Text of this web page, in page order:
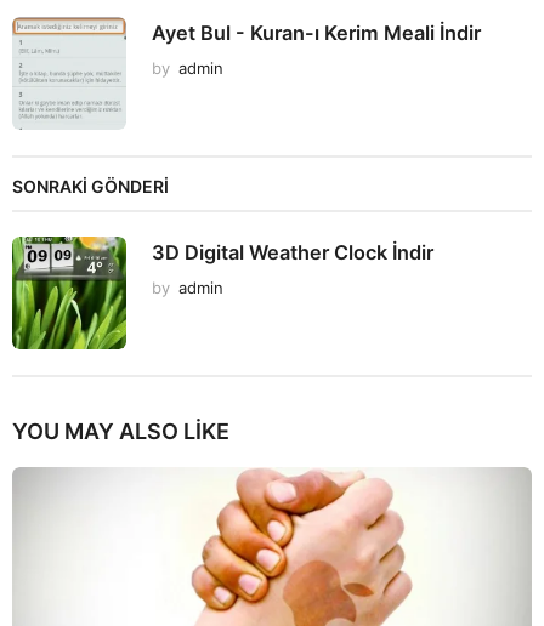
Ayet Bul - Kuran-ı Kerim Meali İndir
by admin
SONRAKİ GÖNDERİ
3D Digital Weather Clock İndir
by admin
YOU MAY ALSO LIKE